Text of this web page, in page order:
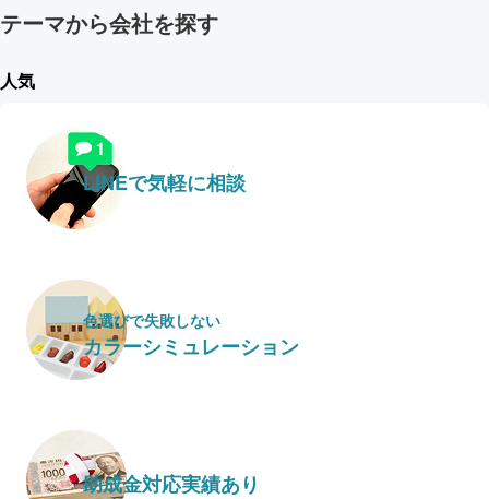
テーマから会社を探す
人気
LINEで気軽に相談
色選びで失敗しない
カラーシミュレーション
助成金対応実績あり